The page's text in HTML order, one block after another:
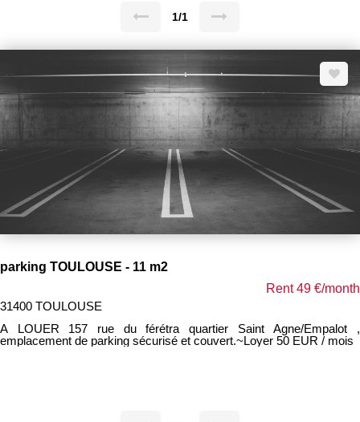
1/1
parking TOULOUSE - 11 m2
Rent 49 €/month
31400 TOULOUSE
A LOUER 157 rue du férétra quartier Saint Agne/Empalot ,
emplacement de parking sécurisé et couvert.~Loyer 50 EUR / mois